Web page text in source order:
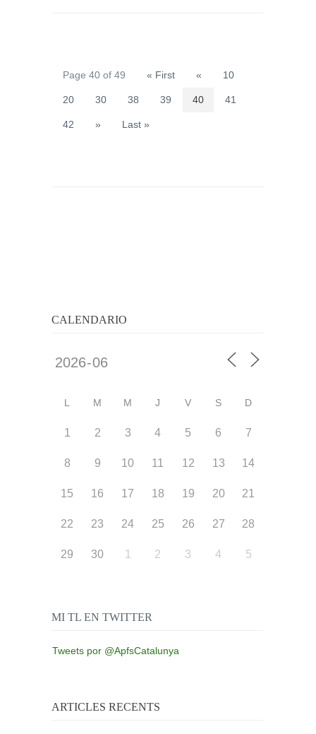
Page 40 of 49 « First « 10
20 30 38 39 40 41
42 » Last »
CALENDARIO
L M M J V S D
1 2 3 4 5 6 7
8 9 10 11 12 13 14
15 16 17 18 19 20 21
22 23 24 25 26 27 28
29 30 1 2 3 4 5
MI TL EN TWITTER
Tweets por @ApfsCatalunya
ARTICLES RECENTS